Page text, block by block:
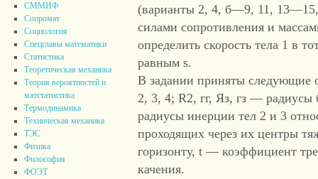
СММИФ
Сопромат
Социология
Спецглавы математики
Статистика
Теоретическая механика
Теория вероятностей и
матстатистика
Термодинамика
Техническая механика
ТЭС
Физика
Философия
ФОЭТ
(варианты 2, 4, б—9, 11, 13—15,
силами сопротивления и
определить скорость тела 1 в
равным s.
В задании приняты следующие
2, 3, 4; R2, гг, Яз, гз —
радиусы инерции тел 2 и 3
проходящих через их центры
горизонту, t — коэффициент
качения.